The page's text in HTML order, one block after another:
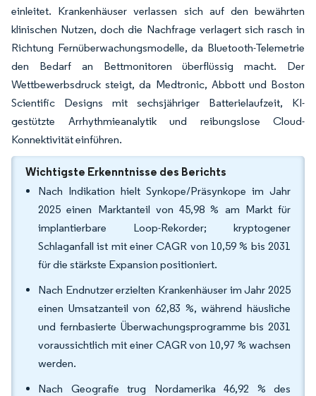
einleitet. Krankenhäuser verlassen sich auf den bewährten
klinischen Nutzen, doch die Nachfrage verlagert sich rasch in
Richtung Fernüberwachungsmodelle, da Bluetooth-Telemetrie
den Bedarf an Bettmonitoren überflüssig macht. Der
Wettbewerbsdruck steigt, da Medtronic, Abbott und Boston
Scientific Designs mit sechsjähriger Batterielaufzeit, KI-
gestützte Arrhythmieanalytik und reibungslose Cloud-
Konnektivität einführen.
Wichtigste Erkenntnisse des Berichts
Nach Indikation hielt Synkope/Präsynkope im Jahr
2025 einen Marktanteil von 45,98 % am Markt für
implantierbare Loop-Rekorder; kryptogener
Schlaganfall ist mit einer CAGR von 10,59 % bis 2031
für die stärkste Expansion positioniert.
Nach Endnutzer erzielten Krankenhäuser im Jahr 2025
einen Umsatzanteil von 62,83 %, während häusliche
und fernbasierte Überwachungsprogramme bis 2031
voraussichtlich mit einer CAGR von 10,97 % wachsen
werden.
Nach Geografie trug Nordamerika 46,92 % des